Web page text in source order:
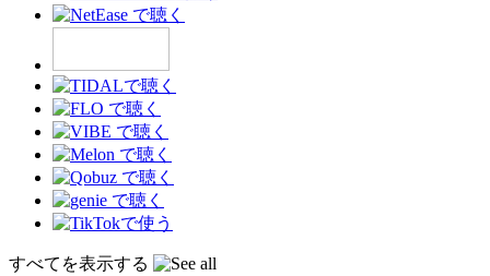
すべてを表示する